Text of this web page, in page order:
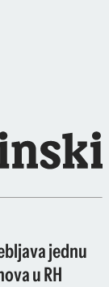
jednu
u RH